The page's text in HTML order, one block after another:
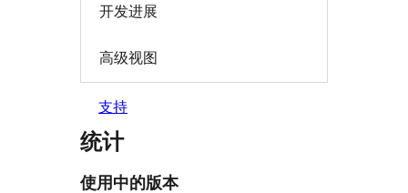
开发进展
高级视图
支持
统计
使用中的版本